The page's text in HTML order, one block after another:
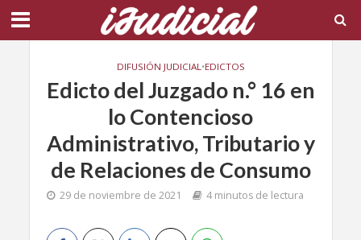
DIFUSIÓN JUDICIAL•EDICTOS
Edicto del Juzgado n.° 16 en
lo Contencioso
Administrativo, Tributario y
de Relaciones de Consumo
29 de noviembre de 2021 4 minutos de lectura